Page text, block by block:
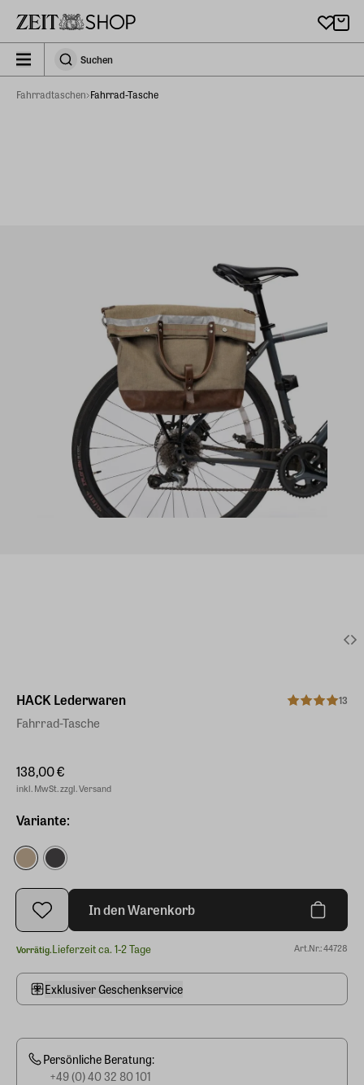
zeit_storefront.components.search.collapsed
SuchenSuchen
Fahrradtaschen Fahrrad-Tasche
HACK Lederwaren 13
Fahrrad-Tasche
138,00 €
inkl. MwSt. zzgl. Versand
Variante:
In den Warenkorb
Vorrätig.Lieferzeit ca. 1-2 Tage Art.Nr.: 44728
Exklusiver Geschenkservice
Persönliche Beratung:
+49 (0) 40 32 80 101